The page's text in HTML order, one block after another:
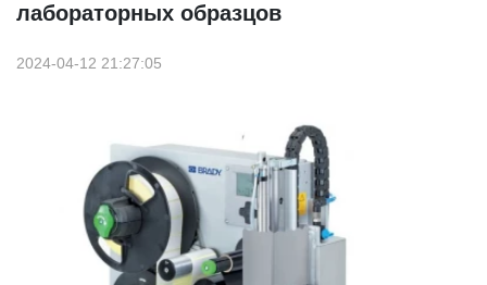
лабораторных образцов
2024-04-12 21:27:05